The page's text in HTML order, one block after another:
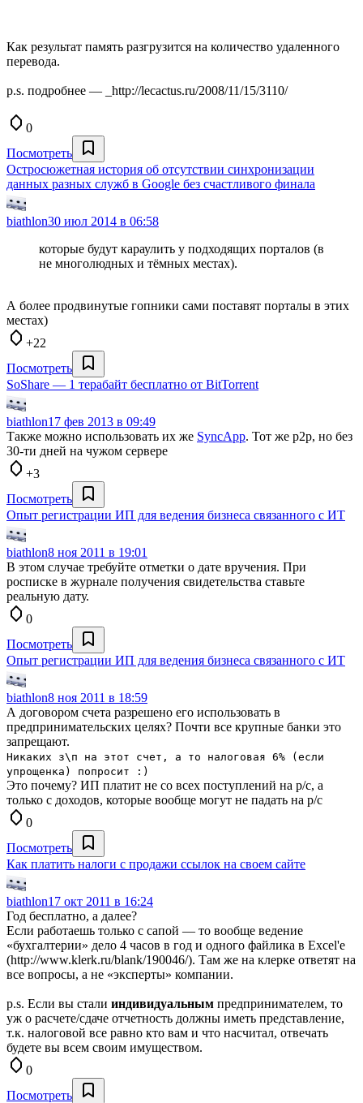
Как результат память разгрузится на количество удаленного
перевода.
p.s. подробнее — _http://lecactus.ru/2008/11/15/3110/
0
Посмотреть
Остросюжетная история об отсутствии синхронизации
данных разных служб в Google без счастливого финала
biathlon30 июл 2014 в 06:58
которые будут караулить у подходящих порталов (в
не многолюдных и тёмных местах).
А более продвинутые гопники сами поставят порталы в этих
местах)
+22
Посмотреть
SoShare — 1 терабайт бесплатно от BitTorrent
biathlon17 фев 2013 в 09:49
Также можно использовать их же SyncApp. Тот же p2p, но без
30-ти дней на чужом сервере
+3
Посмотреть
Опыт регистрации ИП для ведения бизнеса связанного с ИТ
biathlon8 ноя 2011 в 19:01
В этом случае требуйте отметки о дате вручения. При
росписке в журнале получения свидетельства ставьте
реальную дату.
0
Посмотреть
Опыт регистрации ИП для ведения бизнеса связанного с ИТ
biathlon8 ноя 2011 в 18:59
А договором счета разрешено его использовать в
предпринимательских целях? Почти все крупные банки это
запрещают.
Никаких з\п на этот счет, а то налоговая 6% (если
упрощенка) попросит :)
Это почему? ИП платит не со всех поступлений на р/с, а
только с доходов, которые вообще могут не падать на р/с
0
Посмотреть
Как платить налоги с продажи ссылок на своем сайте
biathlon17 окт 2011 в 16:24
Год бесплатно, а далее?
Если работаешь только с сапой — то вообще ведение
«бухгалтерии» дело 4 часов в год и одного файлика в Excel'e
(http://www.klerk.ru/blank/190046/). Там же на клерке ответят на
все вопросы, а не «эксперты» компании.
p.s. Если вы стали индивидуальным предпринимателем, то
уж о расчете/сдаче отчетность должны иметь представление,
т.к. налоговой все равно кто вам и что насчитал, отвечать
будете вы всем своим имуществом.
0
Посмотреть